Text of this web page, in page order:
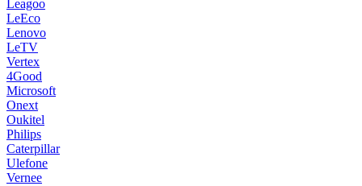
Leagoo
LeEco
Lenovo
LeTV
Vertex
4Good
Microsoft
Onext
Oukitel
Philips
Caterpillar
Ulefone
Vernee